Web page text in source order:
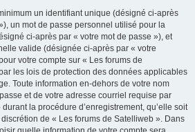
un identifiant unique (désigné ci-après
un mot de passe personnel utilisé pour la
ci-après par « votre mot de passe »), et
valide (désignée ci-après par « votre
votre compte sur « Les forums de
les lois de protection des données applicables
Toute information en-dehors de votre nom
et de votre adresse courriel requise par
la procédure d’enregistrement, qu’elle soit
de « Les forums de Satelliweb ». Dans